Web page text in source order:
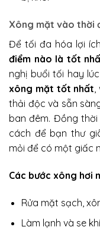
Xông mặt vào thời
Để tối đa hóa lợi
điểm nào là tốt
nghị buổi tối hay
xông mặt tốt nhất,
thải độc và sẵn
ban đêm. Đồng
cách để bạn thư
mỏi để có một giấc
Các bước xông hơi
Rửa mặt sạch,
Làm lạnh và se